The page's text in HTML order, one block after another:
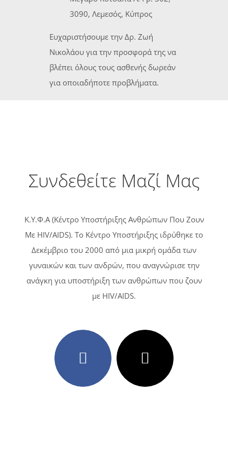
3090, Λεμεσός, Κύπρος
Ευχαριστήσουμε την Δρ. Ζωή
Νικολάου για την προσφορά της να
βλέπει όλους τους ασθενής δωρεάν
για οποιαδήποτε προβλήματα.
Συνδεθείτε Μαζί Μας
Κ.Υ.Φ.Α (Κέντρο Υποστήριξης Ανθρώπων Που Ζουν
Με HIV/AIDS). Tο Κέντρο Υποστήριξης ιδρύθηκε το
Δεκέμβριο του 2000 από μια μικρή ομάδα των
γυναικών και των ανδρών, που αναγνώρισε την
ανάγκη για υποστήριξη των ανθρώπων που ζουν
με HIV/AIDS.